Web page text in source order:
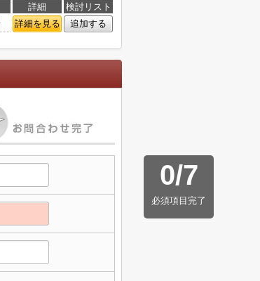
詳細
検討リスト
詳細を見る 追加する
0/7
必須項目完了